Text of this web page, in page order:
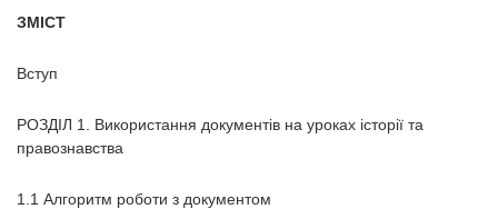
ЗМІСТ
Вступ
РОЗДІЛ 1. Використання документів на уроках історії та
правознавства
1.1 Алгоритм роботи з документом